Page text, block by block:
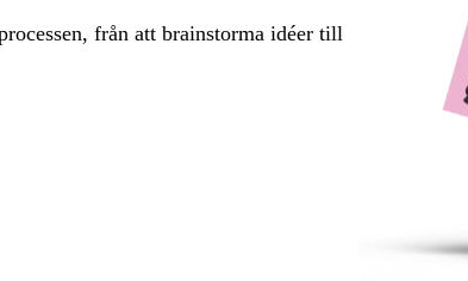
från att brainstorma idéer till